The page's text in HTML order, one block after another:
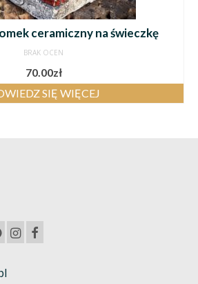
ceramiczny na świeczkę
BRAK OCEN
70.00zł
SIĘ WIĘCEJ